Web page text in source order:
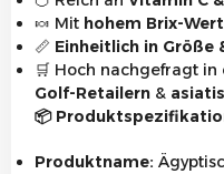
🍬 Mit hohem Brix-
📏 Einheitlich in Größe
🛒 Hoch nachgefragt in
Golf-Retailern &
📦
Produktname: